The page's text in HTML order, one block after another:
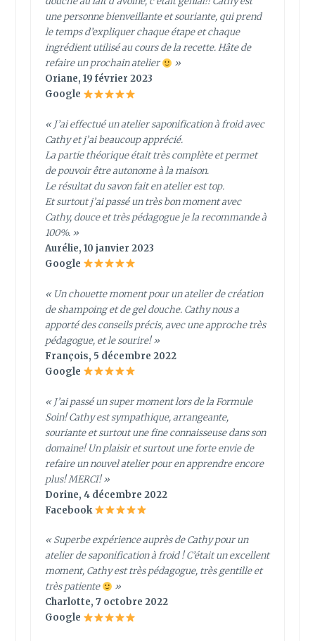
une personne bienveillante et souriante, qui prend
le temps d’expliquer chaque étape et chaque
ingrédient utilisé au cours de la recette. Hâte de
refaire un prochain atelier
»
Oriane, 19 février 2023
Google
« J’ai effectué un atelier saponification à froid avec
Cathy et j’ai beaucoup apprécié.
La partie théorique était très complète et permet
de pouvoir être autonome à la maison.
Le résultat du savon fait en atelier est top.
Et surtout j’ai passé un très bon moment avec
Cathy, douce et très pédagogue je la recommande à
100%. »
Aurélie, 10 janvier 2023
Google
« Un chouette moment pour un atelier de création
de shampoing et de gel douche. Cathy nous a
apporté des conseils précis, avec une approche très
pédagogue, et le sourire! »
François, 5 décembre 2022
Google
« J’ai passé un super moment lors de la Formule
Soin! Cathy est sympathique, arrangeante,
souriante et surtout une fine connaisseuse dans son
domaine! Un plaisir et surtout une forte envie de
refaire un nouvel atelier pour en apprendre encore
plus! MERCI! »
Dorine, 4 décembre 2022
Facebook
« Superbe expérience auprès de Cathy pour un
atelier de saponification à froid ! C’était un excellent
moment, Cathy est très pédagogue, très gentille et
très patiente
»
Charlotte, 7 octobre 2022
Google